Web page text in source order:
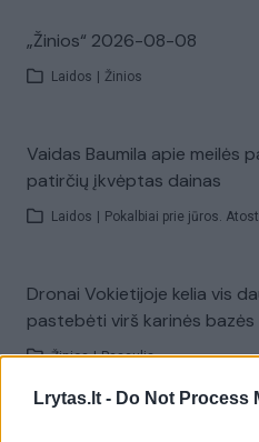
Lrytas.lt - Do Not Process
„Žinios“ 2026-08-08
Laidos Žinios
Vaidas Baumila apie meilės
patirčių įkvėptas dainas
Laidos Pokalbiai prie jūros.
Dronai Vokietijoje kelia vis
pastebėti virš karinės bazės
Žinios | Pasaulis